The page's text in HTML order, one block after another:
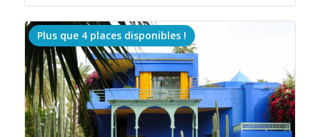
Plus que 4 places disponibles !